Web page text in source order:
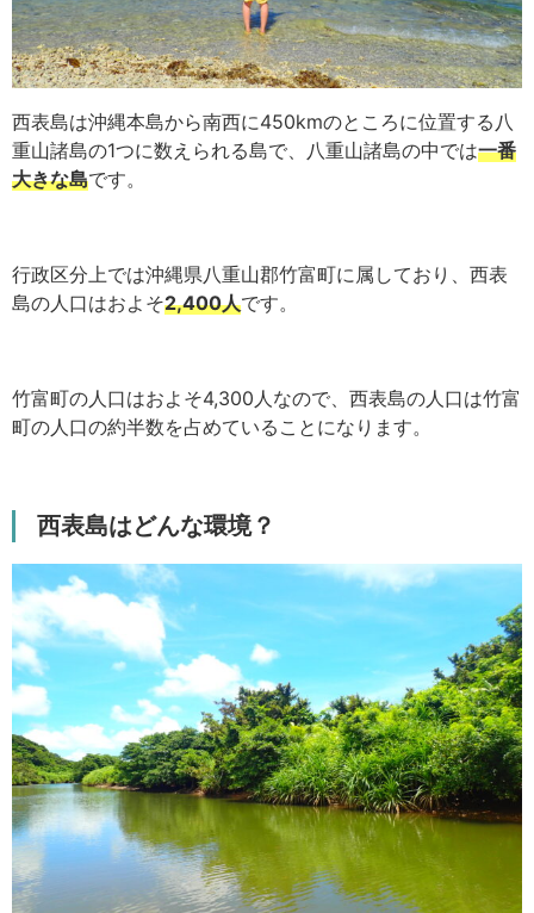
西表島は沖縄本島から南西に450kmのところに位置する八
重山諸島の1つに数えられる島で、八重山諸島の中では一番
大きな島です。
行政区分上では沖縄県八重山郡竹富町に属しており、西表
島の人口はおよそ2,400人です。
竹富町の人口はおよそ4,300人なので、西表島の人口は竹富
町の人口の約半数を占めていることになります。
西表島はどんな環境？